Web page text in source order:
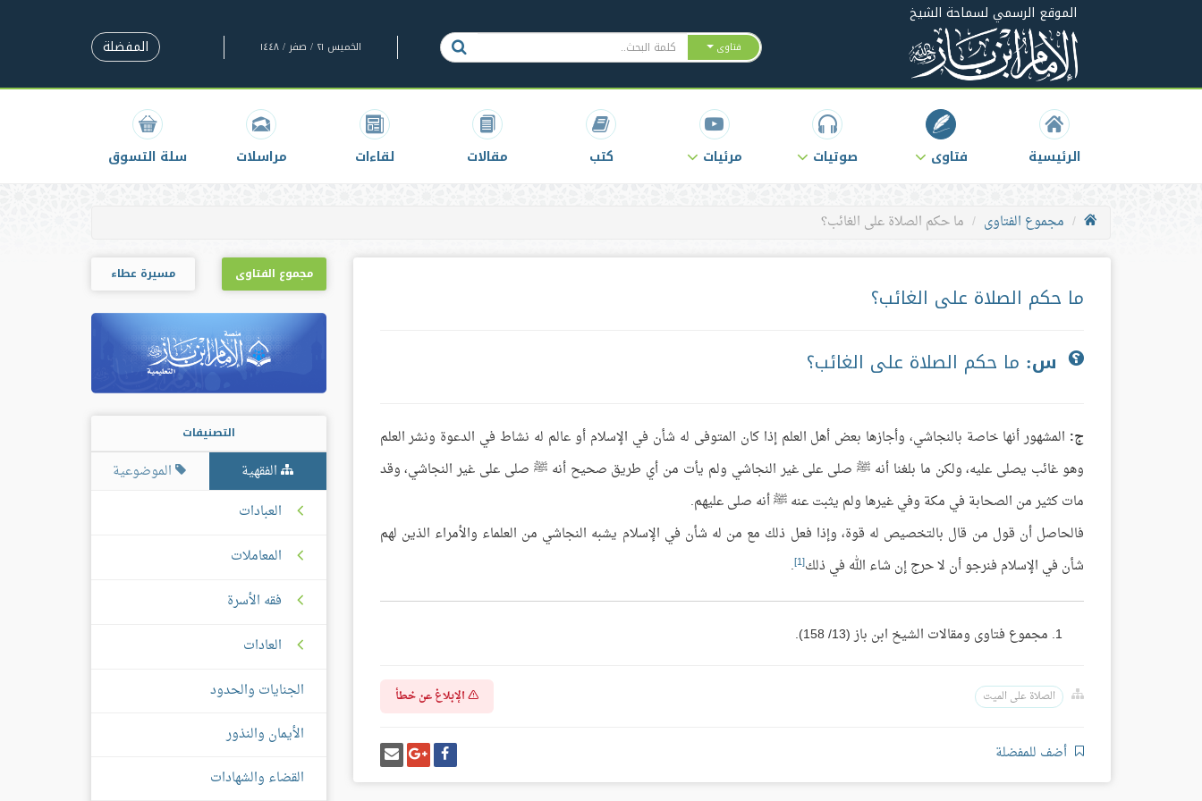
الموقع الرسمي لسماحة الشيخ
فتاوى الخميس ٢١ / صفر / ١٤٤٨ المفضلة
الرئيسية فتاوى صوتيات مرئيات كتب مقالات لقاءات مراسلات سلة التسوق
مجموع الفتاوى ما حكم الصلاة على الغائب؟
ما حكم الصلاة على الغائب؟
س: ما حكم الصلاة على الغائب؟
ج: المشهور أنها خاصة بالنجاشي، وأجازها بعض أهل العلم إذا كان المتوفى له شأن في الإسلام أو عالم له نشاط في الدعوة ونشر العلم
وهو غائب يصلى عليه، ولكن ما بلغنا أنه ﷺ صلى على غير النجاشي ولم يأت من أي طريق صحيح أنه ﷺ صلى على غير النجاشي، وقد
مات كثير من الصحابة في مكة وفي غيرها ولم يثبت عنه ﷺ أنه صلى عليهم.
فالحاصل أن قول من قال بالتخصيص له قوة، وإذا فعل ذلك مع من له شأن في الإسلام يشبه النجاشي من العلماء والأمراء الذين لهم
شأن في الإسلام فنرجو أن لا حرج إن شاء الله في ذلك[1]
.
مجموع فتاوى ومقالات الشيخ ابن باز (13/ 158).
الصلاة على الميت الإبلاغ عن خطأ
أضف للمفضلة شارك
على
فيسبوك
شارك
على
غوغل
بلس
إرسل
إيميل
مجموع الفتاوى مسيرة عطاء
التصنيفات
الفقهية
الموضوعية
العبادات
المعاملات
فقه الأسرة
العادات
الجنايات والحدود
الأيمان والنذور
القضاء والشهادات